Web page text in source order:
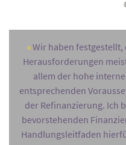
Wir haben
Herausforderungen
allem der hohe
entsprechenden
der Refinanzierung. Ich
bevorstehenden
Handlungsleitfaden